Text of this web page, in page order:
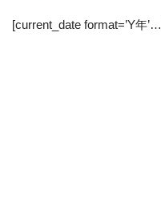
[current_date format=’Y年’…